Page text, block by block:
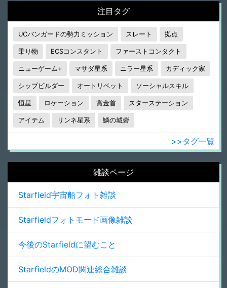
注目タグ
UCバンガードの勢力ミッション スレート 拠点
乗り物 ECSコンスタント ファーストコンタクト
ニューゲーム+ マサダ星系 ニラー星系 カディック家
シップビルダー オートリベット ソーシャルスキル
恒星 ロケーション 賞金首 スターステーション
アイテム リンネ星系 鱗の城砦
>>タグ一覧
雑談ページ
Starfield宇宙船フォト雑談
Starfieldフォトモード画像雑談
今後のStarfieldに望むこと
StarfieldのMOD関連総合雑談